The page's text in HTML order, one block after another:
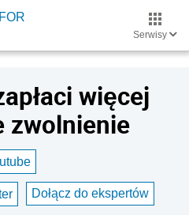
Serwisy
więcej
zwolnienie
Dołącz do ekspertów